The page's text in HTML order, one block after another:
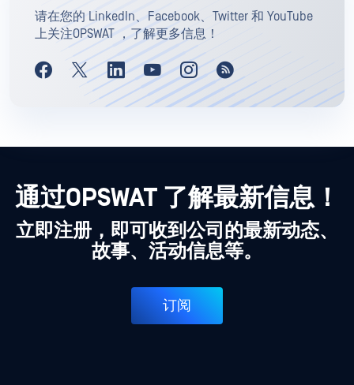
请在您的 LinkedIn、Facebook、Twitter 和 YouTube
上关注OPSWAT ，了解更多信息！
通过OPSWAT 了解最新信息！
立即注册，即可收到公司的最新动态、
故事、活动信息等。
订阅